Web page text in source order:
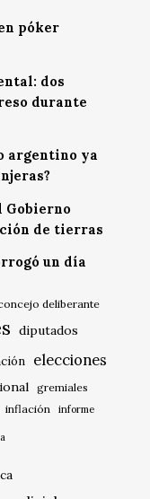
póker
dos
durante
argentino ya
Gobierno
de tierras
un día
deliberante
diputados
elecciones
gremiales
inflación informe